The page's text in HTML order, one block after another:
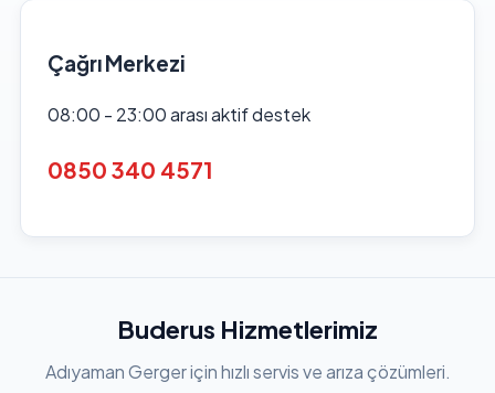
Çağrı Merkezi
08:00 - 23:00 arası aktif destek
0850 340 4571
Buderus Hizmetlerimiz
Adıyaman Gerger için hızlı servis ve arıza çözümleri.